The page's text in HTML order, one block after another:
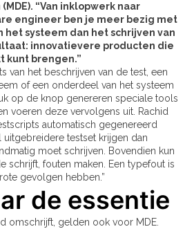
“Van inklopwerk naar
engineer ben je meer bezig met
systeem dan het schrijven van
innovatievere producten die
kunt brengen.”
van het beschrijven van de test, een
of een onderdeel van het systeem
op de knop genereren speciale tools
voeren deze vervolgens uit. Rachid
automatisch gegenereerd
testset krijgen dan
moet schrijven. Bovendien kun
schrijft, fouten maken. Een typefout is
gevolgen hebben.”
de essentie
omschrijft, gelden ook voor MDE.